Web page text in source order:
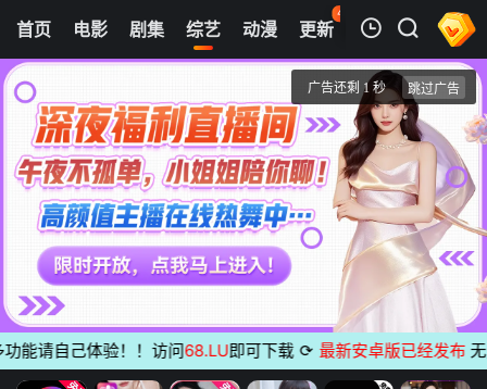
首页 电影 剧集 综艺 动漫 更新
42
热榜 APP
第1期
Kill It Style Creator War
清空
自己体验！！访问 68.LU即可下载 ⟳ 最新安卓版已经发布无广告